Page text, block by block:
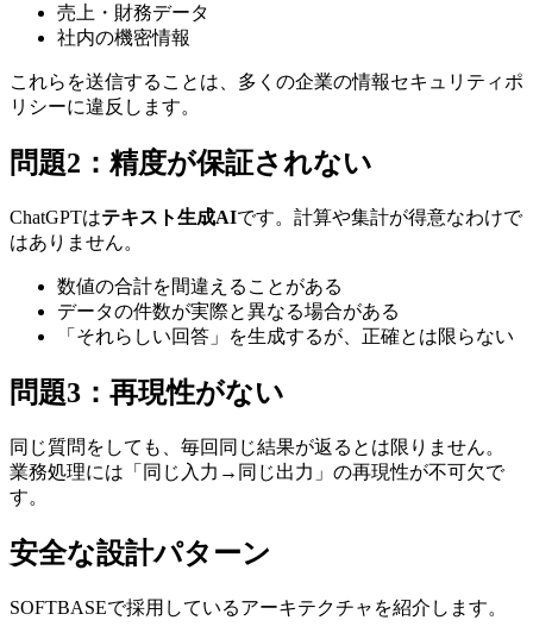
売上・財務データ
社内の機密情報
これらを送信することは、多くの企業の情報セキュリティポ
リシーに違反します。
問題2：精度が保証されない
ChatGPTはテキスト生成AIです。計算や集計が得意なわけで
はありません。
数値の合計を間違えることがある
データの件数が実際と異なる場合がある
「それらしい回答」を生成するが、正確とは限らない
問題3：再現性がない
同じ質問をしても、毎回同じ結果が返るとは限りません。
業務処理には「同じ入力→同じ出力」の再現性が不可欠で
す。
安全な設計パターン
SOFTBASEで採用しているアーキテクチャを紹介します。